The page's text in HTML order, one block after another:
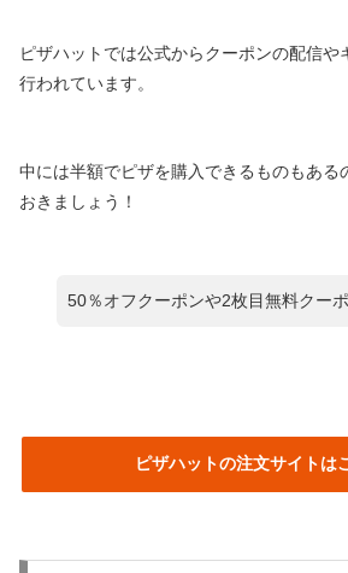
ピザハットでは公式からクーポンの配信や
行われています。
中には半額でピザを購入できるものもある
おきましょう！
50％オフクーポンや2枚目無料クーポ
ピザハットの注文サイトは